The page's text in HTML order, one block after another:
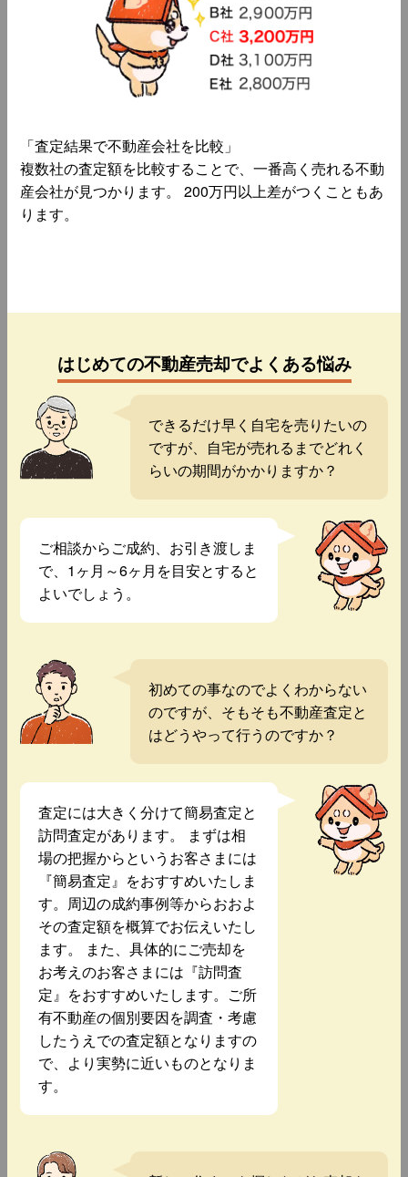
「査定結果で不動産会社を比較」
複数社の査定額を比較することで、一番高く売れる不動
産会社が見つかります。 200万円以上差がつくこともあ
ります。
はじめての不動産売却でよくある悩み
できるだけ早く自宅を売りたいの
ですが、自宅が売れるまでどれく
らいの期間がかかりますか？
ご相談からご成約、お引き渡しま
で、1ヶ月～6ヶ月を目安とすると
よいでしょう。
初めての事なのでよくわからない
のですが、そもそも不動産査定と
はどうやって行うのですか？
査定には大きく分けて簡易査定と
訪問査定があります。 まずは相
場の把握からというお客さまには
『簡易査定』をおすすめいたしま
す。周辺の成約事例等からおおよ
その査定額を概算でお伝えいたし
ます。 また、具体的にご売却を
お考えのお客さまには『訪問査
定』をおすすめいたします。ご所
有不動産の個別要因を調査・考慮
したうえでの査定額となりますの
で、より実勢に近いものとなりま
す。